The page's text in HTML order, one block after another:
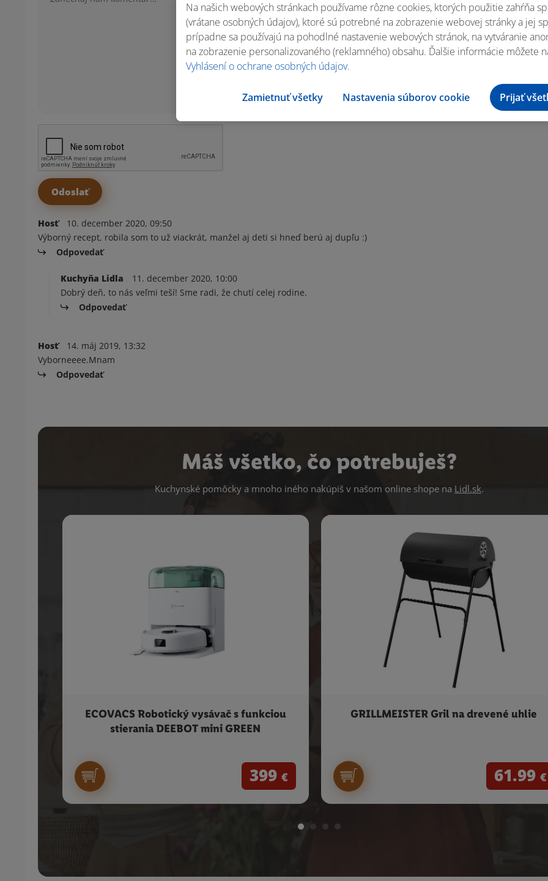
Hosť
10. december 2020, 09:50
Výborný recept, robila som to už viackrát, manžel aj deti si hneď berú aj dupľu :)
Odpovedať
Kuchyňa Lidla
11. december 2020, 10:00
Dobrý deň, to nás veľmi teší! Sme radi, že chutí celej rodine.
Odpovedať
Hosť
14. máj 2019, 13:32
Vyborneeee.Mnam
Odpovedať
Máš všetko, čo potrebuješ?
Kuchynské pomôcky a mnoho iného nakúpiš v našom online shope na Lidl.sk.
ECOVACS Robotický vysávač s funkciou
stierania DEEBOT mini GREEN
399 €
GRILLMEISTER Gril na drevené uhlie
61.99 €
Na našich webových stránkach používame rôzne cookies, ktorých použitie zahŕňa
(vrátane osobných údajov), ktoré sú potrebné na zobrazenie webovej stránky a jej
prípadne sa používajú na pohodlné nastavenie webových stránok, na vytváranie
na zobrazenie personalizovaného (reklamného) obsahu. Ďalšie informácie môžete
Vyhlásení o ochrane osobných údajov.
Zamietnuť všetky Nastavenia súborov cookie Prijať